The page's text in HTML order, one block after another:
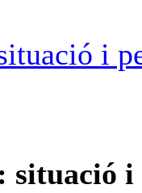
i
i